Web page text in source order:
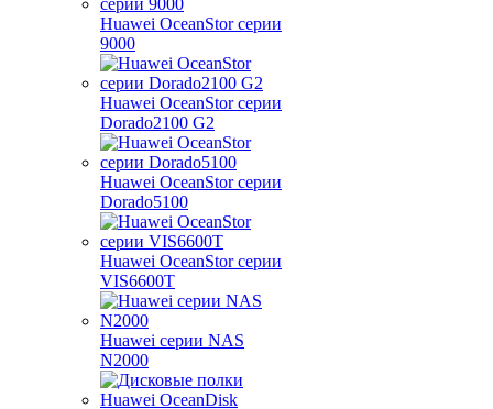
Huawei OceanStor серии
9000
Huawei OceanStor серии
Dorado2100 G2
Huawei OceanStor серии
Dorado5100
Huawei OceanStor серии
VIS6600T
Huawei серии NAS
N2000